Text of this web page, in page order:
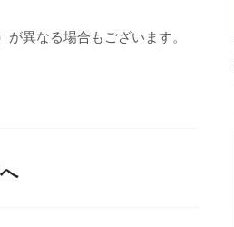
異なる場合もございます。